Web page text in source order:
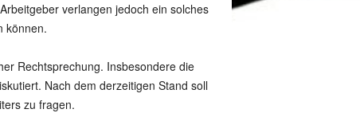
verlangen jedoch ein solches
können.
Rechtsprechung. Insbesondere die
Nach dem derzeitigen Stand soll
zu fragen.